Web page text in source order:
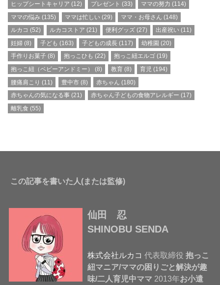
ヒップシートキャリア (12) プレゼント (33) ママの努力 (114)
ママの悩み (135) ママは忙しい(29) ママ・お母さん (148)
ルカコ (52) ルカコストア (21) 便利グッズ(27) 出産祝い (11)
妊婦 (8) 子ども (163) 子どもの成長(117) 幼稚園 (20)
手作りお菓子 (8) 抱っこひも (22) 抱っこ紐エルゴ(19)
抱っこ紐（ベビーアンドミー）
(8) 教育(8) 育児 (194)
腰痛肩こり (11) 豊中市(8) 赤ちゃん (180)
赤ちゃんの気になる事 (21) 赤ちゃん子どもの食物アレルギー (17)
離乳食 (55)
この記事を書いた人(または監修)
仙田 忍
SHINOBU SENDA
株式会社ルカコ 代表取締役抱っこ
紐マニア/ママの困りごと解決が趣
味/二人育児中ママ 2013年お小遣